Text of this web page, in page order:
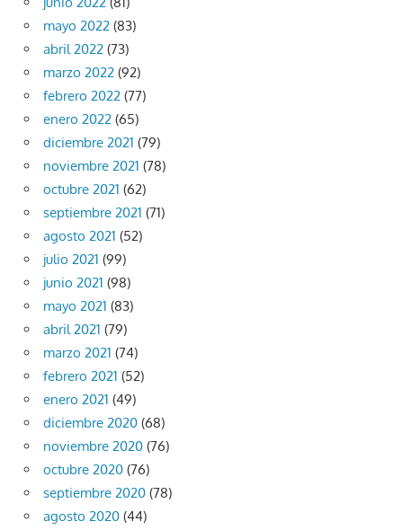
mayo 2022 (83)
abril 2022 (73)
marzo 2022 (92)
febrero 2022 (77)
enero 2022 (65)
diciembre 2021 (79)
noviembre 2021 (78)
octubre 2021 (62)
septiembre 2021 (71)
agosto 2021 (52)
julio 2021 (99)
junio 2021 (98)
mayo 2021 (83)
abril 2021 (79)
marzo 2021 (74)
febrero 2021 (52)
enero 2021 (49)
diciembre 2020 (68)
noviembre 2020 (76)
octubre 2020 (76)
septiembre 2020 (78)
agosto 2020 (44)